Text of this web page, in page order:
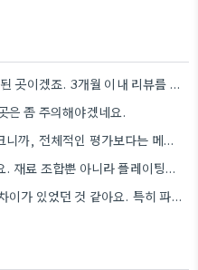
리뷰 수가 많은 곳은 보통 맛이 검증된 곳이겠죠. 3개월 이내 리뷰를 꼼꼼히 살펴보는 습관이 필요할…
은 좀 주의해야겠네요.
가격이랑 서비스는 개인차가 워낙 크니까, 전체적인 평가보다는 메뉴 맛에 집중하는 게 좋을 것 같아요.
퓨전 한정식 평가 기준이 흥미롭네요. 재료 조합뿐 아니라 플레이팅까지 고려하는 점이 좋은 팁 같아요.
처음 방문했을 때 메뉴별로 조금씩 차이가 있었던 것 같아요. 특히 파스타 종류는 바뀌는 듯 싶었습니다.